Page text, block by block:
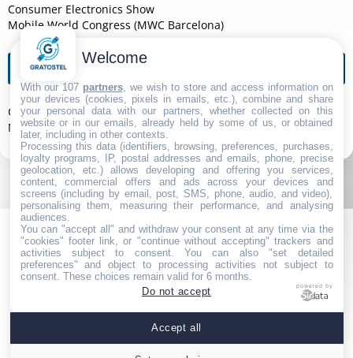
Consumer Electronics Show
Mobile World Congress (MWC Barcelona)
Agendas de l'année
Consumer Electronics Show 2026
Mobile World Congress (MWC Barcelona) 2026
Contact | Politique de Confidentialité
Paramétrer les cookies
Welcome
With our 107 partners, we wish to store and access information on
your devices (cookies, pixels in emails, etc.), combine and share
your personal data with our partners, whether collected on this
website or in our emails, already held by some of us, or obtained
later, including in other contexts.
Processing this data (identifiers, browsing, preferences, purchases,
loyalty programs, IP, postal addresses and emails, phone, precise
geolocation, etc.) allows developing and offering you services,
content, commercial offers and ads across your devices and
screens (including by email, post, SMS, phone, audio, and video),
personalising them, measuring their performance, and analysing
audiences.
You can "accept all" and withdraw your consent at any time via the
"cookies" footer link, or "continue without accepting" trackers and
activities subject to consent. You can also "set detailed
preferences" and object to processing activities not subject to
consent. These choices remain valid for 6 months.
Do not accept
powered by
Accept all